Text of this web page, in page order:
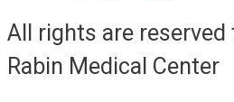
All rights are
Rabin Medical Center